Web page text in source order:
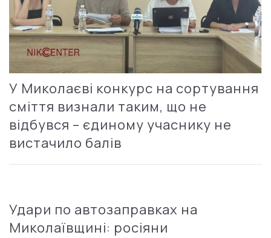
У Миколаєві конкурс на сортування
сміття визнали таким, що не
відбувся – єдиному учаснику не
вистачило балів
Удари по автозаправках на
Миколаївщині: росіяни